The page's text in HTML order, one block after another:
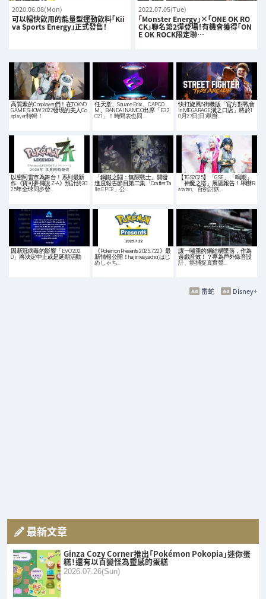
2020.06.08(Mon)
可以暢快飲用的能量型運動飲料「Kii
va Sports Energy」正式發售！
2022.07.05(Tue)
「Monster Energy」×「ONE OK RO
CK」聯名第2彈登場！有機會獲得「ON
E OK ROCK限定聯…
高質素的Cosplayer們！在TOKYO
GAME SHOW 2022發現的美人Co
splayer特輯！
任天堂、Square Enix、CAPCO
M、BANDAI NAMCO出席「E3 2
021」！時間表也同…
快打旋風6街機版「官方對戰會
in MEGARAGE溝之口店」將於1
0月27日(日)舉辦…
以密阿雷市為舞台！系列最新
作《寶可夢傳說 Z-A》預計於20
25年全球同步發…
「鋼鐵之鬪：無限戰士」開發
進度報告節目第二集「Crafter Ta
lks EP 02」公…
【TGS2025】「GSE」「鳴潮」
「神魔之塔」展區報告！舉辦R
atatan、百劍討妖…
因新冠病毒的影響「EVO 202
0」將決定中止或是延期活動
《Pokémon Presents 2025.7.22》最
新情報公開！hajimesyacho(はじ
めしゃち…
讓一噸重的鋼結構墜落，作為
遊戲音效！？專為戶外錄音設
計、能捕捉真實聲…
Disney+
雷蛇
最新文章
Ginza Cozy Corner推出「Pokémon Pokopia」迷你蛋
糕！還有以百變怪為靈感的蛋糕
2026.07.26(Sun)